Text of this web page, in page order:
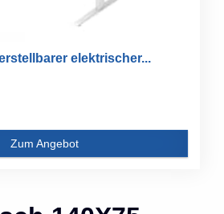
elektrischer...
Zum Angebot